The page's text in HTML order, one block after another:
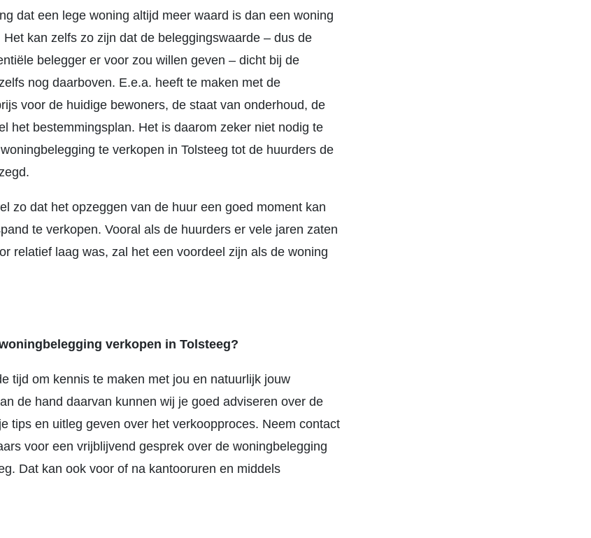
dat een lege woning altijd meer waard is dan een woning
kan zelfs zo zijn dat de beleggingswaarde – dus de
belegger er voor zou willen geven – dicht bij de
nog daarboven. E.e.a. heeft te maken met de
voor de huidige bewoners, de staat van onderhoud, de
het bestemmingsplan. Het is daarom zeker niet nodig te
te verkopen in Tolsteeg tot de huurders de
zo dat het opzeggen van de huur een goed moment kan
te verkopen. Vooral als de huurders er vele jaren zaten
relatief laag was, zal het een voordeel zijn als de woning
verkopen in Tolsteeg?
tijd om kennis te maken met jou en natuurlijk jouw
de hand daarvan kunnen wij je goed adviseren over de
tips en uitleg geven over het verkoopproces. Neem contact
voor een vrijblijvend gesprek over de woningbelegging
Dat kan ook voor of na kantooruren en middels